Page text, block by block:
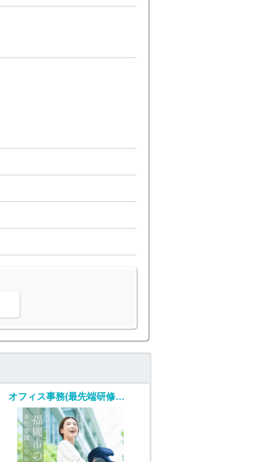
オフィス事務(最先端研修サービスのご案内/入社日応相談～/平日のみ)